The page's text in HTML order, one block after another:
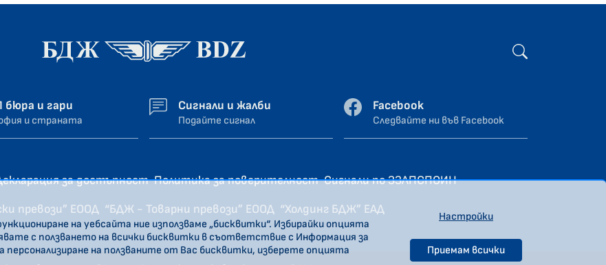
и гари
и страната
Сигнали и жалби
Подайте сигнал
Facebook
Следвайте ни във Facebook
за достъпност Политика за поверителност Сигнали по ЗЗЛПСПОИН
превози” ЕООД “БДЖ - Товарни превози” ЕООД “Холдинг БДЖ” ЕАД
на уебсайта ние използваме „бисквитки“. Избирайки опцията
с ползването на всички бисквитки в съответствие с Информация за
персонализиране на ползваните от Вас бисквитки, изберете опцията
Настройки
Приемам всички